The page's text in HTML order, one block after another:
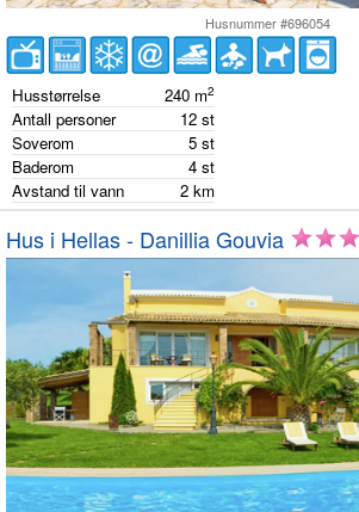
Husnummer #696054
Husstørrelse 240 m2
Antall personer 12 st
Soverom
5 st
Baderom
4 st
Avstand til vann
2 km
Hus i Hellas - Danillia Gouvia